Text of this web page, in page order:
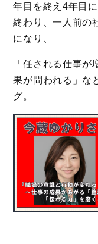
年目を終え4年目
終わり、一人前の
になり、
「任される仕事
果が問われる」な
グ。